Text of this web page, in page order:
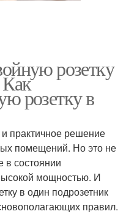
розетку
розетку в
практичное решение
помещений. Но это не
в состоянии
мощностью. И
в один подрозетник
правил.